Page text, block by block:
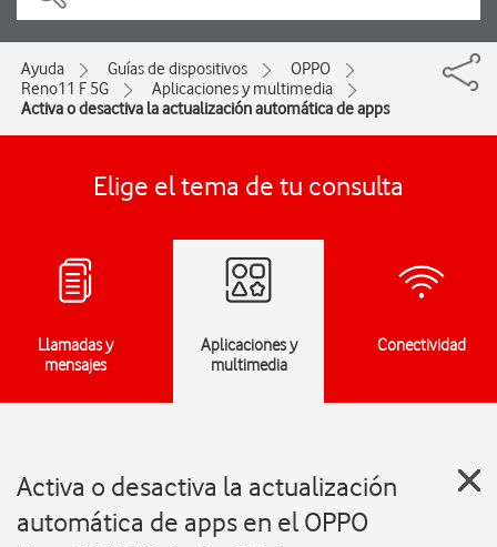
Ayuda Guías de dispositivos
OPPO
Reno11 F 5G
Aplicaciones y multimedia
Activa o desactiva la actualización automática de apps
Elige el tema de tu consulta
Llamadas y
mensajes
Aplicaciones y
multimedia
Conectividad
Activa o desactiva la actualización
automática de apps en el OPPO